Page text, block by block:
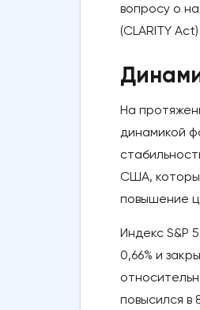
вопросу о
(CLARITY
На
динамикой
США,
повышение
Индекс S&P
0,66% и
повысился в